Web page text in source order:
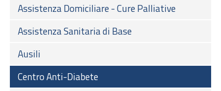
Assistenza Domiciliare - Cure Palliative
Assistenza Sanitaria di Base
Ausili
Centro Anti-Diabete